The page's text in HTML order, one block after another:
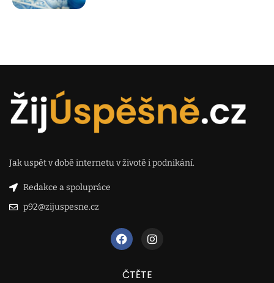
Jak uspět v době internetu v životě i podnikání.
Redakce a spolupráce
p92@zijuspesne.cz
ČTĚTE